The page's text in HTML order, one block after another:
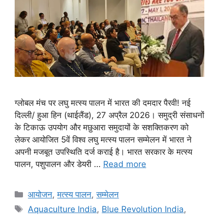
ग्लोबल मंच पर लघु मत्स्य पालन में भारत की दमदार पैरवी! नई
दिल्ली/ हुआ हिन (थाईलैंड), 27 अप्रैल 2026। समुद्री संसाधनों
के टिकाऊ उपयोग और मछुआरा समुदायों के सशक्तिकरण को
लेकर आयोजित 5वें विश्व लघु मत्स्य पालन सम्मेलन में भारत ने
अपनी मजबूत उपस्थिति दर्ज कराई है। भारत सरकार के मत्स्य
पालन, पशुपालन और डेयरी … Read more
आयोजन,मत्स्य पालन,सम्मेलन
Aquaculture India, Blue Revolution India,